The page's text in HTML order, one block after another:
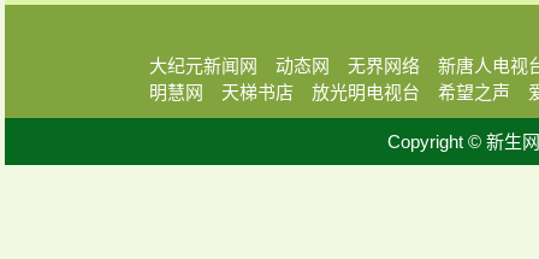
大纪元新闻网 动态网 无界网络
新唐人电视
明慧网
天梯书店 放光明电视台 希望之声
Copyright © 新生